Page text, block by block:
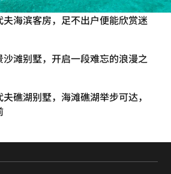
海滨客房，足不出户便能欣赏迷
滩别墅，开启一段难忘的浪漫之
礁湖别墅，海滩礁湖举步可达，